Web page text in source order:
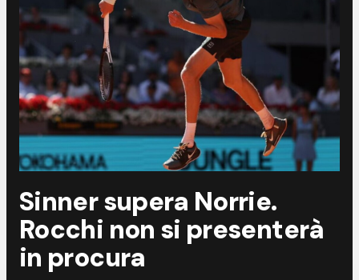
Sinner supera Norrie.
Rocchi non si presenterà
in procura